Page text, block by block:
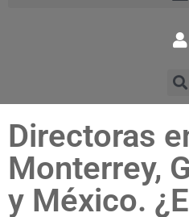
Directoras
Monterrey,
y México.